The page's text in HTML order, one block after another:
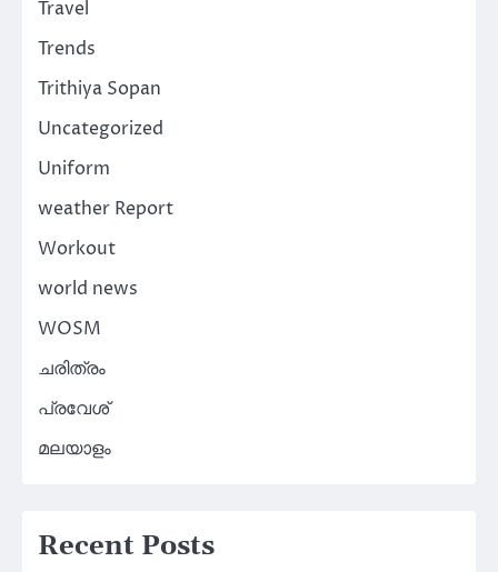
Travel
Trends
Trithiya Sopan
Uncategorized
Uniform
weather Report
Workout
world news
WOSM
ചരിത്രം
പ്രവേശ്
മലയാളം
Recent Posts